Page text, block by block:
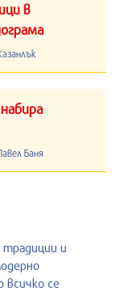
в
Баня
и
всичко се